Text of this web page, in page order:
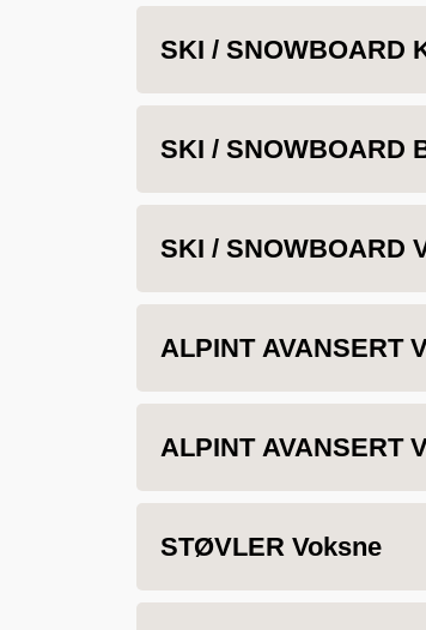
SKI / SNOWBOARD
SKI / SNOWBOARD
SKI / SNOWBOARD
ALPINT AVANSERT
ALPINT AVANSERT
STØVLER Voksne